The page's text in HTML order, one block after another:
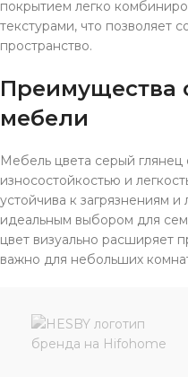
покрытием легко
текстурами, что позволяет
пространство.
Преимущества
мебели
Мебель цвета серый глянец
износостойкостью и
устойчива к загрязнениям
идеальным выбором для
цвет визуально расширяет
важно для небольших